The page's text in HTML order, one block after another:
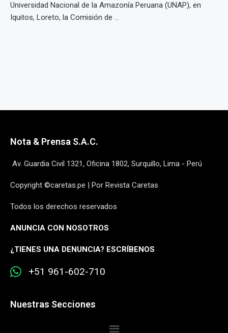
Universidad Nacional de la Amazonía Peruana (UNAP), en
Iquitos, Loreto, la Comisión de ...
Nota & Prensa S.A.C.
Av. Guardia Civil 1321, Oficina 1802, Surquillo, Lima - Perú
Copyright ©caretas.pe | Por Revista Caretas
Todos los derechos reservados
ANUNCIA CON NOSOTROS
¿TIENES UNA DENUNCIA? ESCRÍBENOS
+51 961-602-710
Nuestras Secciones